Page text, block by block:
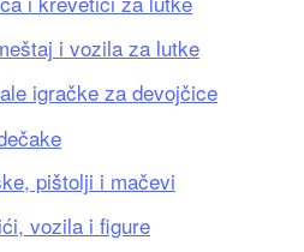
i vozila za lutke
igračke za devojčice
pištolji i mačevi
vozila i figure